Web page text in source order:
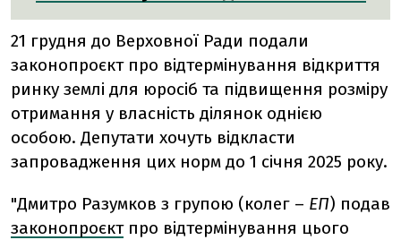
21 грудня до Верховної Ради подали
законопроєкт про відтермінування відкриття
ринку землі для юросіб та підвищення розміру
отримання у власність ділянок однією
особою. Депутати хочуть відкласти
запровадження цих норм до 1 січня 2025 року.
"Дмитро Разумков з групою (колег – ЕП) подав
законопроєктпро відтермінування цього